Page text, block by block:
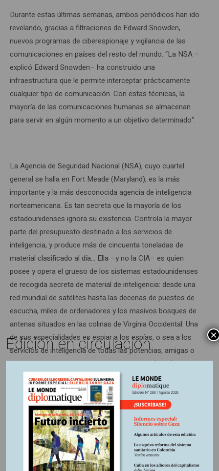
Durante estas últimas semanas, ambos periódicos han ido
revelando, gracias a filtraciones de Edward Snowden,
nuevos programas de ciberespionaje y vigilancia de las
comunicaciones en países del resto del mundo. “La NSA –
explicó Edward Snowden– ha construido una
infraestructura que le permite interceptar prácticamente
cualquier tipo de comunicación. Con estas técnicas, la
mayoría de las comunicaciones humanas se almacenan
para servir en algún momento a un objetivo determinado”.
La Agencia de Seguridad Nacional (NSA), cuyo cuartel
general se halla en Fort Meade (Maryland), es la más
importante y la más desconocida agencia de inteligencia
norteamericana. Es tan secreta que la mayoría de los
estadounidenses ignora su existencia. Controla la mayor
parte del presupuesto destinado a los servicios de
inteligencia, y produce más de cincuenta toneladas de
material clasificado al día… Ella –y no la CIA– es quien
posee y opera el grueso de los sistemas estadounidenses
de recogida secreta de material de inteligencia: desde una
red mundial de satélites hasta las decenas de puestos de
escucha, miles de ordenadores y los masivos bosques de
antenas situados en las colinas de Virginia Occidental. Una
de sus especialidades es espiar a los espías, o sea a los
servicios de inteligencia de todas las potencias, amigas o
enemigas. Durante la guerra de las Malvinas (1982), por
ejemplo, la NSA descifró el código secreto de los servicios
de inteligencia argentinos, haciendo así posible la
transmisión de información crucial a los británicos sobre
las fuerzas argentinas…
Todo el sistema de interceptación de la NSA puede captar
Edición en circulación ×